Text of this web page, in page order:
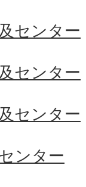
センター
センター
センター
ンター